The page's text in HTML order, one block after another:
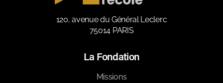
120, avenue du Général Leclerc
75014 PARIS
La Fondation
Missions